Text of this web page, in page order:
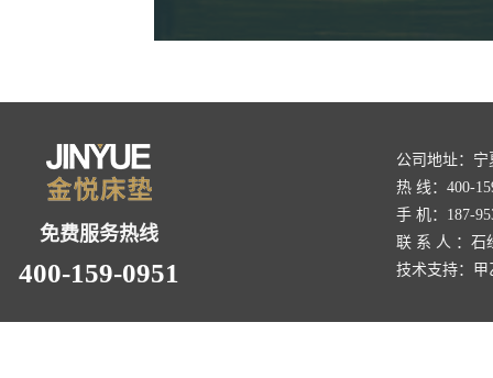
免费服务热线
400-159-0951
公司地址：
热 线：400-
手 机：187-
联 系 人 ：石
技术支持： 甲